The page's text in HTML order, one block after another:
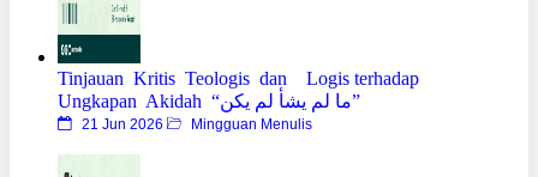
Tinjauan Kritis Teologis dan Logis terhadap
Ungkapan Akidah “ما لم يشأ لم يكن”
21 Jun 2026 Mingguan Menulis